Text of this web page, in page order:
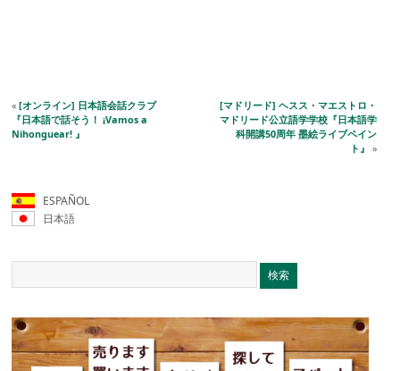
«[オンライン] 日本語会話クラブ
『日本語で話そう！ ¡Vamos a
Nihonguear! 』
[マドリード] ヘスス・マエストロ・
マドリード公立語学学校『日本語学
科開講50周年 墨絵ライブペイン
ト』 »
ESPAÑOL
日本語